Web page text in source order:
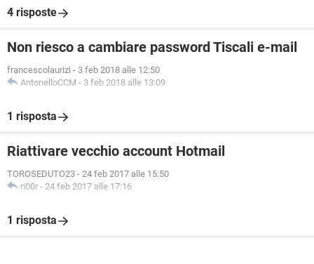
4 risposte
Non riesco a cambiare password Tiscali e-mail
francescolaurizi - 3 feb 2018 alle 12:50
AntonelloCCM - 3 feb 2018 alle 13:09
1 risposta
Riattivare vecchio account Hotmail
TOROSEDUTO23 - 24 feb 2017 alle 15:50
n00r - 24 feb 2017 alle 17:16
1 risposta